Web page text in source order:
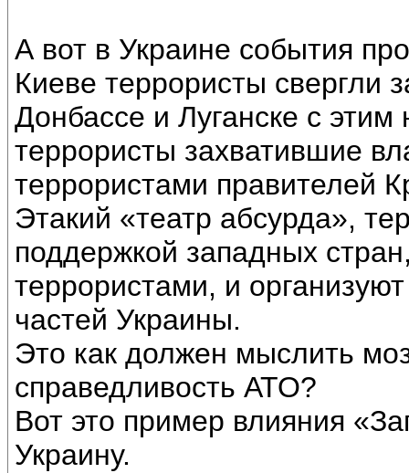
А вот в Украине события
Киеве террористы свергли
Донбассе и Луганске с
террористы захватившие
террористами правителей
Этакий «театр абсурда»,
поддержкой западных
террористами, и
частей Украины.
Это как должен мыслить
справедливость АТО?
Вот это пример влияния
Украину.